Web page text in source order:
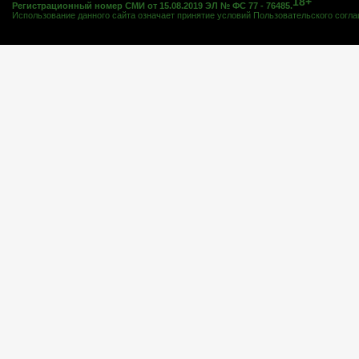
Регистрационный номер СМИ от 15.08.2019 ЭЛ № ФС 77 - 76485.
Использование данного сайта означает принятие условий Пользовательского